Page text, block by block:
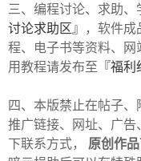
三、编程讨论、求助
讨论求助区』 ，软件成
程、电子书等资料、
用教程请发布至 『福
四、本版禁止在帖子、
推广链接、网址、广
下联系方式，
原创作